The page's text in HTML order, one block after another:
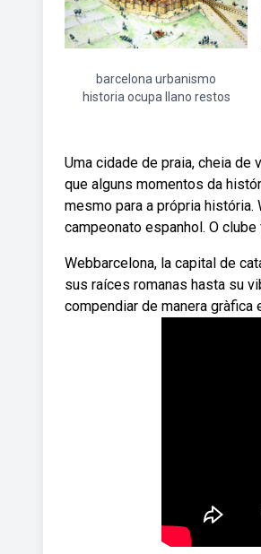
barcelona urbanismo
historia ocupa llano restos
Uma cidade de praia, cheia de
que alguns momentos da
mesmo para a própria
campeonato espanhol. O
Webbarcelona, la capital de
sus raíces romanas hasta su
compendiar de manera